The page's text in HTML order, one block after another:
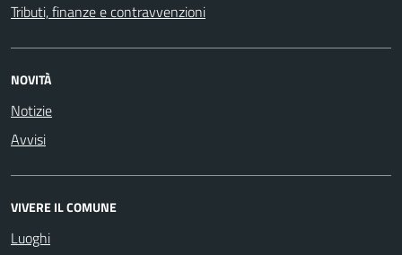
Tributi, finanze e contravvenzioni
NOVITÀ
Notizie
Avvisi
VIVERE IL COMUNE
Luoghi